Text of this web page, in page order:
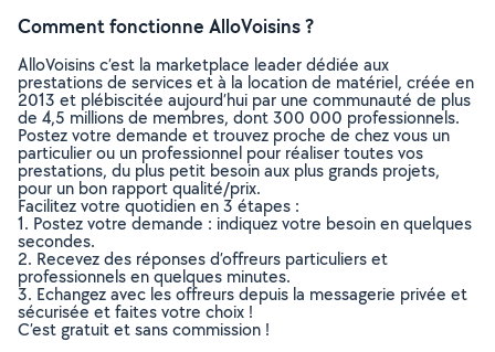
Comment fonctionne AlloVoisins ?
AlloVoisins c’est la marketplace leader dédiée aux
prestations de services et à la location de matériel, créée en
2013 et plébiscitée aujourd’hui par une communauté de plus
de 4,5 millions de membres, dont 300 000 professionnels.
Postez votre demande et trouvez proche de chez vous un
particulier ou un professionnel pour réaliser toutes vos
prestations, du plus petit besoin aux plus grands projets,
pour un bon rapport qualité/prix.
Facilitez votre quotidien en 3 étapes :
1. Postez votre demande : indiquez votre besoin en quelques
secondes.
2. Recevez des réponses d’offreurs particuliers et
professionnels en quelques minutes.
3. Echangez avec les offreurs depuis la messagerie privée et
sécurisée et faites votre choix !
C’est gratuit et sans commission !